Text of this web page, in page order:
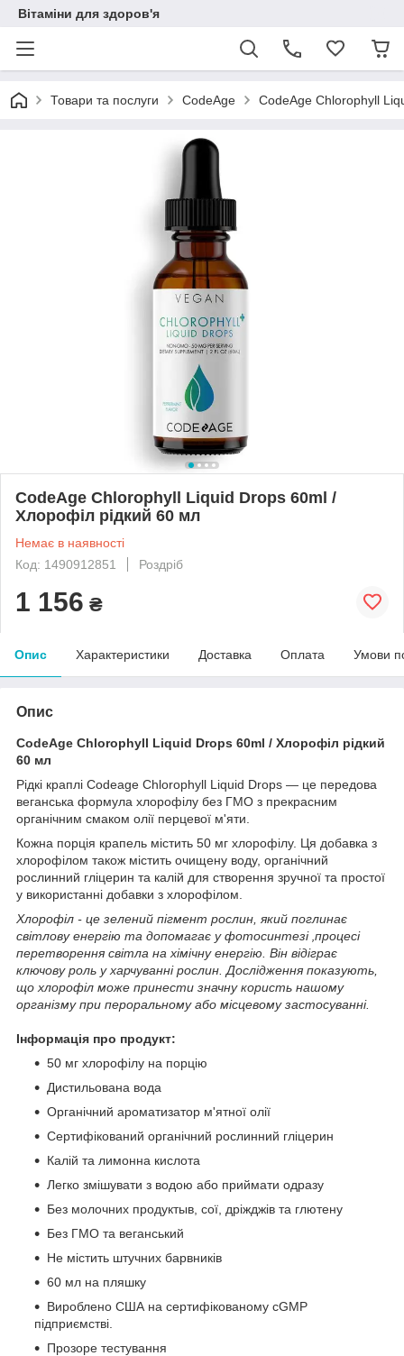
Вітаміни для здоров'я
Товари та послуги CodeAge CodeAge Chlorophyll
CodeAge Chlorophyll Liquid Drops 60ml /
Хлорофіл рідкий 60 мл
Немає в наявності
Код: 1490912851
Роздріб
1 156 ₴
Опис Характеристики Доставка Оплата Умови
Опис
CodeAge Chlorophyll Liquid Drops 60ml / Хлорофіл рідкий
60 мл
Рідкі краплі Codeage Chlorophyll Liquid Drops — це передова
веганська формула хлорофілу без ГМО з прекрасним
органічним смаком олії перцевої м'яти.
Кожна порція крапель містить 50 мг хлорофілу. Ця добавка з
хлорофілом також містить очищену воду, органічний
рослинний гліцерин та калій для створення зручної та простої
у використанні добавки з хлорофілом.
Хлорофіл - це зелений пігмент рослин, який поглинає
світлову енергію та допомагає у фотосинтезі ‚процесі
перетворення світла на хімічну енергію. Він відіграє
ключову роль у харчуванні рослин. Дослідження показують,
що хлорофіл може принести значну користь нашому
організму при пероральному або місцевому застосуванні.
Інформація про продукт:
50 мг хлорофілу на порцію
Дистильована вода
Органічний ароматизатор м'ятної олії
Сертифікований органічний рослинний гліцерин
Калій та лимонна кислота
Легко змішувати з водою або приймати одразу
Без молочних продуктыв, сої, дріжджів та глютену
Без ГМО та веганський
Не містить штучних барвників
60 мл на пляшку
Вироблено США на сертифікованому cGMP
підприємстві.
Прозоре тестування